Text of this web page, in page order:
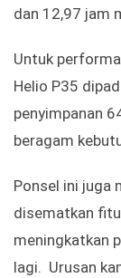
dan 12,97 jam
Untuk
Helio P35
penyimpanan
beragam
Ponsel ini juga
disematkan
meningkatkan
lagi. Urusan